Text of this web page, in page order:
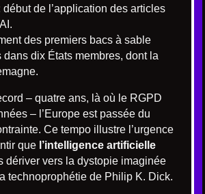
début de l’application des articles
des premiers bacs à sable
dans dix États membres, dont la
– quatre ans, là où le RGPD
– l’Europe est passée du
Ce tempo illustre l’urgence
que l’intelligence artificielle
dériver vers la dystopie imaginée
technoprophétie de Philip K. Dick.